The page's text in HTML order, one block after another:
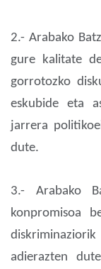
2.- Arabako
gure kalitate
gorrotozko
eskubide eta
jarrera
dute.
3.- Arabako
konpromisoa
adierazten